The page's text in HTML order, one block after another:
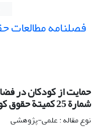
فصلنامه مطالعات
حمایت از کودکان در
شمارة 25 کمیتة حقوق کودک
نوع مقاله : علمی-پژوهشی